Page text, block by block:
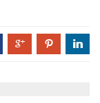
c d j